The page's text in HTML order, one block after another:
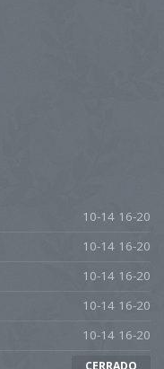
10-14 16-20
10-14 16-20
10-14 16-20
10-14 16-20
10-14 16-20